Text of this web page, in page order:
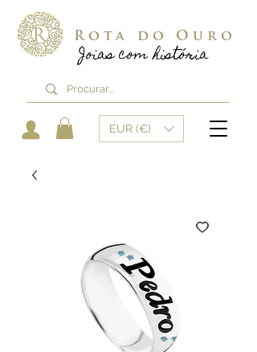
Joias com história
Rota do Ouro
EUR (€)